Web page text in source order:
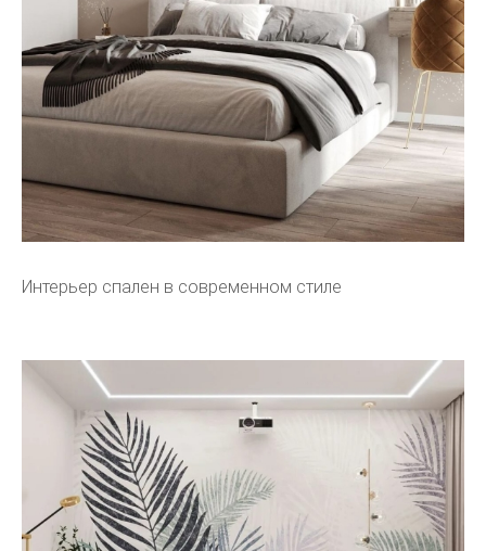
Интерьер спален в современном стиле